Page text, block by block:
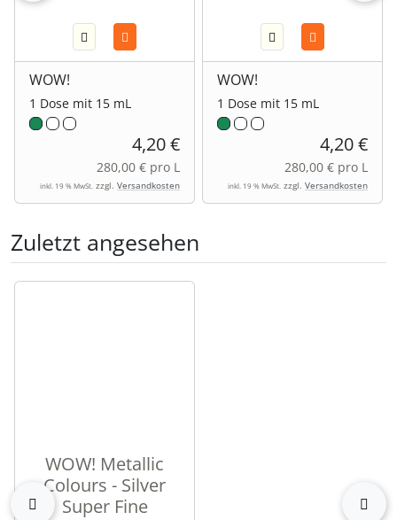
WOW!
1 Dose mit 15 mL
4,20 €
280,00 € pro L
inkl. 19 % MwSt. zzgl. Versandkosten
WOW!
1 Dose mit 15 mL
4,20 €
280,00 € pro L
inkl. 19 % MwSt. zzgl. Versandkosten
Zuletzt angesehen
Es folgt ein Produktslider - navigieren Sie mit der Tab-
zurück
WOW! Metallic
Colours - Silver
Super Fine